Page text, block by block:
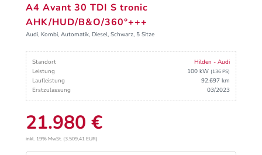
A4 Avant 30 TDI S tronic
AHK/HUD/B&O/360°+++
Audi, Kombi, Automatik, Diesel, Schwarz, 5 Sitze
Standort
Hilden - Audi
Leistung
100 kW (136 PS)
Laufleistung
92.697 km
Erstzulassung
03/2023
21.980 €
inkl. 19% MwSt. (3.509,41 EUR)